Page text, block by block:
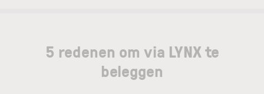
5 redenen om via LYNX te
beleggen